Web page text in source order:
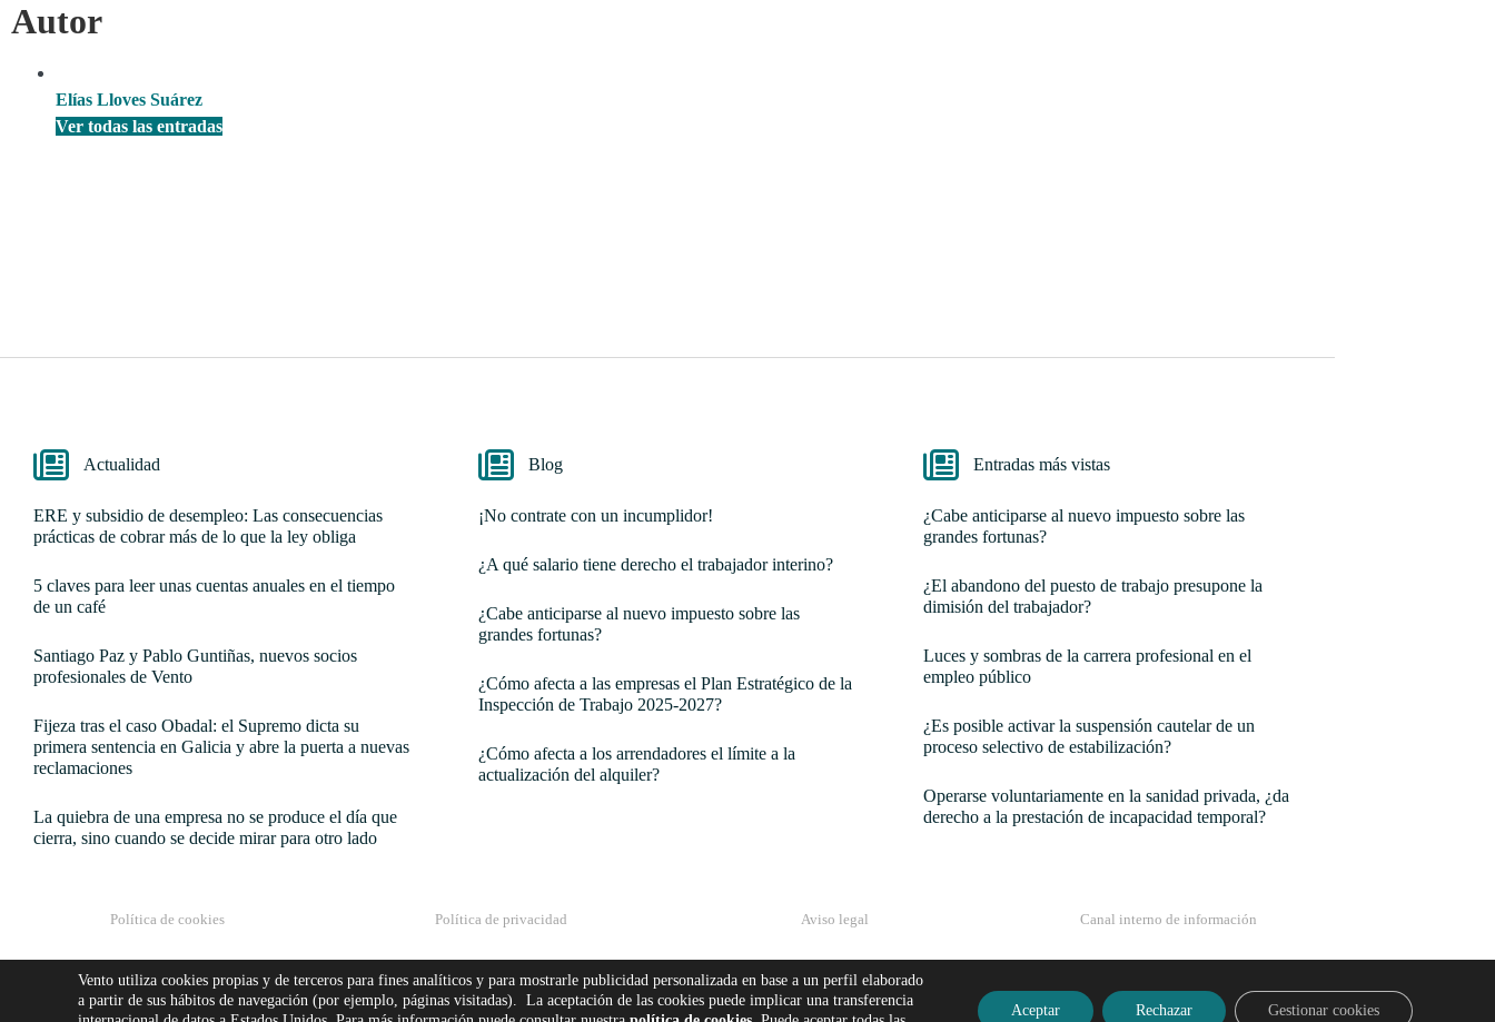
Autor
Elías Lloves Suárez
Ver todas las entradas
Actualidad
ERE y subsidio de desempleo: Las consecuencias
prácticas de cobrar más de lo que la ley obliga
5 claves para leer unas cuentas anuales en el tiempo
de un café
Santiago Paz y Pablo Guntiñas, nuevos socios
profesionales de Vento
Fijeza tras el caso Obadal: el Supremo dicta su
primera sentencia en Galicia y abre la puerta a nuevas
reclamaciones
La quiebra de una empresa no se produce el día que
cierra, sino cuando se decide mirar para otro lado
Blog
¡No contrate con un incumplidor!
¿A qué salario tiene derecho el trabajador interino?
¿Cabe anticiparse al nuevo impuesto sobre las
grandes fortunas?
¿Cómo afecta a las empresas el Plan Estratégico de la
Inspección de Trabajo 2025-2027?
¿Cómo afecta a los arrendadores el límite a la
actualización del alquiler?
Entradas más vistas
¿Cabe anticiparse al nuevo impuesto sobre las
grandes fortunas?
¿El abandono del puesto de trabajo presupone la
dimisión del trabajador?
Luces y sombras de la carrera profesional en el
empleo público
¿Es posible activar la suspensión cautelar de un
proceso selectivo de estabilización?
Operarse voluntariamente en la sanidad privada, ¿da
derecho a la prestación de incapacidad temporal?
Política de cookies Política de privacidad Aviso legal Canal interno de información
Síguenos
© All Rights Reserved
Vento utiliza cookies propias y de terceros para fines analíticos y para mostrarle publicidad personalizada en base a un perfil elaborado
a partir de sus hábitos de navegación (por ejemplo, páginas visitadas). La aceptación de las cookies puede implicar una transferencia
Aceptar Rechazar Gestionar cookies